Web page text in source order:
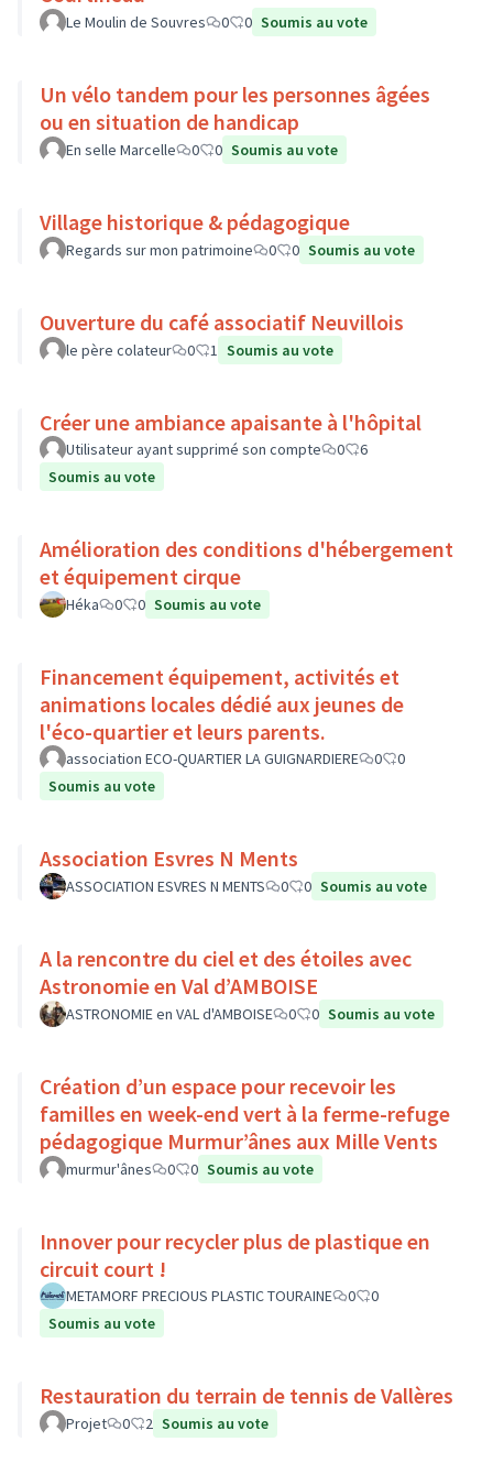
Le Moulin de Souvres 0 0 Soumis au vote
Un vélo tandem pour les personnes âgées
ou en situation de handicap
En selle Marcelle 0 0 Soumis au vote
Village historique & pédagogique
Regards sur mon patrimoine 0 0 Soumis au vote
Ouverture du café associatif Neuvillois
le père colateur 0 1 Soumis au vote
Créer une ambiance apaisante à l'hôpital
Utilisateur ayant supprimé son compte 0
6
Soumis au vote
Amélioration des conditions d'hébergement
et équipement cirque
Héka 0 0 Soumis au vote
Financement équipement, activités et
animations locales dédié aux jeunes de
l'éco-quartier et leurs parents.
association ECO-QUARTIER LA GUIGNARDIERE 0
0
Soumis au vote
Association Esvres N Ments
ASSOCIATION ESVRES N MENTS 0 0 Soumis au vote
A la rencontre du ciel et des étoiles avec
Astronomie en Val d’AMBOISE
ASTRONOMIE en VAL d'AMBOISE 0 0 Soumis au vote
Création d’un espace pour recevoir les
familles en week-end vert à la ferme-refuge
pédagogique Murmur’ânes aux Mille Vents
murmur'ânes 0 0 Soumis au vote
Innover pour recycler plus de plastique en
circuit court !
METAMORF PRECIOUS PLASTIC TOURAINE 0
0
Soumis au vote
Restauration du terrain de tennis de Vallères
Projet 0 2 Soumis au vote